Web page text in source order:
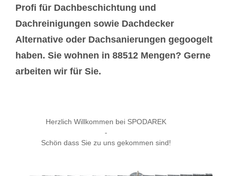
Profi für Dachbeschichtung und
Dachreinigungen sowie Dachdecker
Alternative oder Dachsanierungen gegoogelt
haben. Sie wohnen in 88512 Mengen? Gerne
arbeiten wir für Sie.
Herzlich Willkommen bei SPODAREK
-
Schön dass Sie zu uns gekommen sind!